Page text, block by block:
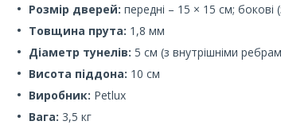
Розмір дверей: передні – 15 × 15 см; бокові
Товщина прута: 1,8 мм
Діаметр тунелів: 5 см (з внутрішніми
Висота піддона: 10 см
Виробник: Petlux
Вага: 3,5 кг